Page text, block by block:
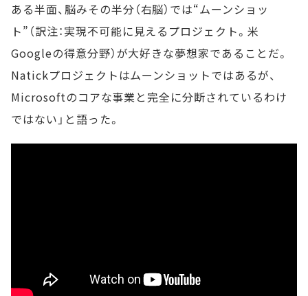
ある半面、脳みその半分（右脳）では“ムーンショッ
ト”（訳注：実現不可能に見えるプロジェクト。米
Googleの得意分野）が大好きな夢想家であることだ。
Natickプロジェクトはムーンショットではあるが、
Microsoftのコアな事業と完全に分断されているわけ
ではない」と語った。